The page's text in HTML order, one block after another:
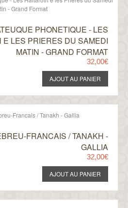
PHONETIQUE - LES
E LES PRIERES DU SAMEDI
MATIN - GRAND FORMAT
32,00€
FRANCAIS / TANAKH -
GALLIA
32,00€